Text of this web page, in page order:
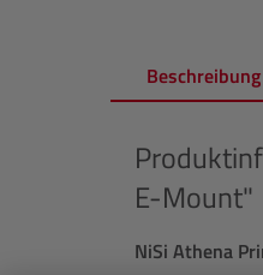
Beschreibung
E-Mount"
NiSi Athena